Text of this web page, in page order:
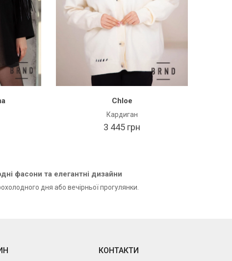
Chloe
Кардиган
3 445 грн
фасони та елегантні дизайни
дня або вечірньої прогулянки.
КОНТАКТИ